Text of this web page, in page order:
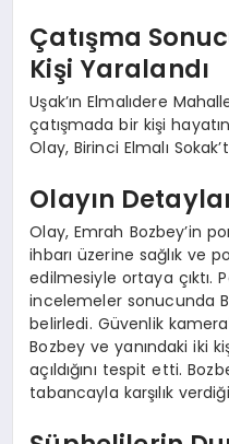
Çatışma
Kişi Yaralandı
Uşak’ın Elmalıdere
çatışmada bir kişi
Olay, Birinci Elmalı
Olayın
Olay, Emrah Bozbey’in
ihbarı üzerine sağlık ve
edilmesiyle ortaya çıktı.
incelemeler sonucunda
belirledi. Güvenlik
Bozbey ve yanındaki iki
açıldığını tespit etti.
tabancayla karşılık